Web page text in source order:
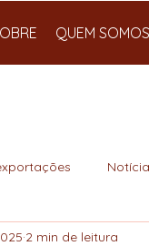
QUEM SOMOS
2 min de leitura